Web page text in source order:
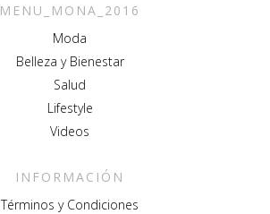
MENU_MONA_2016
Moda
Belleza y Bienestar
Salud
Lifestyle
Videos
INFORMACIÓN
Términos y Condiciones